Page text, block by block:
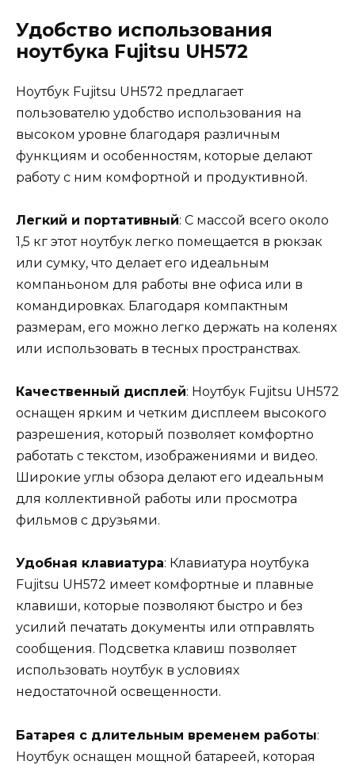
Удобство использования
ноутбука Fujitsu UH572
Ноутбук Fujitsu UH572 предлагает
пользователю удобство использования на
высоком уровне благодаря различным
функциям и особенностям, которые делают
работу с ним комфортной и продуктивной.
Легкий и портативный: С массой всего около
1,5 кг этот ноутбук легко помещается в рюкзак
или сумку, что делает его идеальным
компаньоном для работы вне офиса или в
командировках. Благодаря компактным
размерам, его можно легко держать на коленях
или использовать в тесных пространствах.
Качественный дисплей: Ноутбук Fujitsu UH572
оснащен ярким и четким дисплеем высокого
разрешения, который позволяет комфортно
работать с текстом, изображениями и видео.
Широкие углы обзора делают его идеальным
для коллективной работы или просмотра
фильмов с друзьями.
Удобная клавиатура: Клавиатура ноутбука
Fujitsu UH572 имеет комфортные и плавные
клавиши, которые позволяют быстро и без
усилий печатать документы или отправлять
сообщения. Подсветка клавиш позволяет
использовать ноутбук в условиях
недостаточной освещенности.
Батарея с длительным временем работы:
Ноутбук оснащен мощной батареей, которая